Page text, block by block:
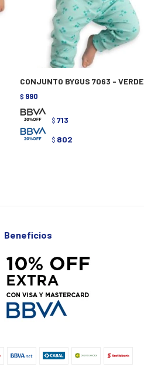
CONJUNTO BYGUS 7063 - VERDE
$ 990
$ 713
$ 802
Beneficios